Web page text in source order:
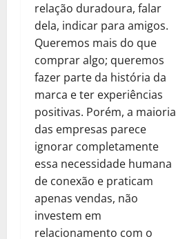
relação duradoura, falar
dela, indicar para amigos.
Queremos mais do que
comprar algo; queremos
fazer parte da história da
marca e ter experiências
positivas. Porém, a maioria
das empresas parece
ignorar completamente
essa necessidade humana
de conexão e praticam
apenas vendas, não
investem em
relacionamento com o